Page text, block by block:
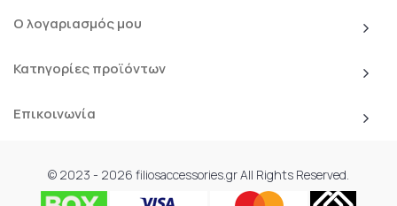
Ο λογαριασμός μου
Κατηγορίες προϊόντων
Επικοινωνία
© 2023 - 2026 filiosaccessories.gr All Rights Reserved.